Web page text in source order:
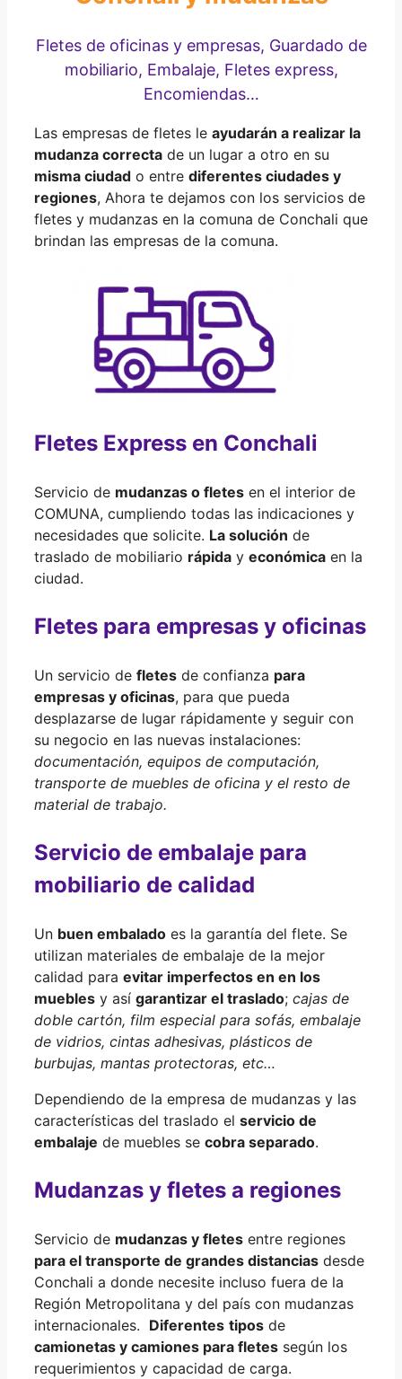
Fletes de oficinas y empresas, Guardado de
mobiliario, Embalaje, Fletes express,
Encomiendas…
Las empresas de fletes le ayudarán a realizar la
mudanza correcta de un lugar a otro en su
misma ciudad o entre diferentes ciudades y
regiones, Ahora te dejamos con los servicios de
fletes y mudanzas en la comuna de Conchali que
brindan las empresas de la comuna.
Fletes Express en Conchali
Servicio de mudanzas o fletes en el interior de
COMUNA, cumpliendo todas las indicaciones y
necesidades que solicite. La solución de
traslado de mobiliario rápida y económica en la
ciudad.
Fletes para empresas y oficinas
Un servicio de fletes de confianza para
empresas y oficinas, para que pueda
desplazarse de lugar rápidamente y seguir con
su negocio en las nuevas instalaciones:
documentación, equipos de computación,
transporte de muebles de oficina y el resto de
material de trabajo.
Servicio de embalaje para
mobiliario de calidad
Un buen embalado es la garantía del flete. Se
utilizan materiales de embalaje de la mejor
calidad para evitar imperfectos en en los
muebles y así garantizar el traslado; cajas de
doble cartón, film especial para sofás, embalaje
de vidrios, cintas adhesivas, plásticos de
burbujas, mantas protectoras, etc…
Dependiendo de la empresa de mudanzas y las
características del traslado el servicio de
embalaje de muebles se cobra separado.
Mudanzas y fletes a regiones
Servicio de mudanzas y fletes entre regiones
para el transporte de grandes distancias desde
Conchali a donde necesite incluso fuera de la
Región Metropolitana y del país con mudanzas
internacionales. Diferentes tipos de
camionetas y camiones para fletes según los
requerimientos y capacidad de carga.